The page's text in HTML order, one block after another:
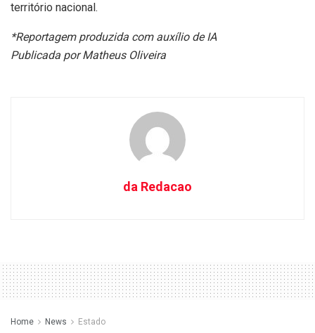
território nacional.
*Reportagem produzida com auxílio de IA
Publicada por Matheus Oliveira
da Redacao
Home News Estado